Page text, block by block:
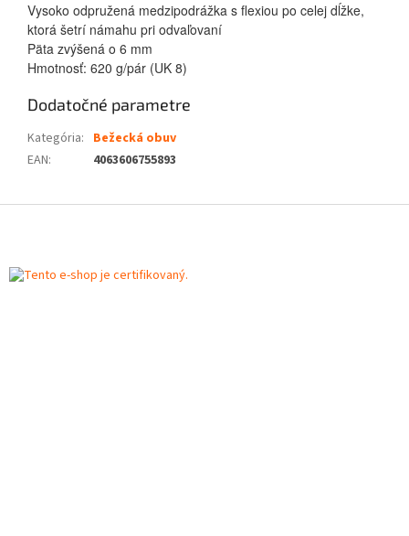
Vysoko odpružená medzipodrážka s flexiou po celej dĺžke,
ktorá šetrí námahu pri odvaľovaní
Päta zvýšená o 6 mm
Hmotnosť: 620 g/pár (UK 8)
Dodatočné parametre
Kategória: Bežecká obuv
EAN: 4063606755893